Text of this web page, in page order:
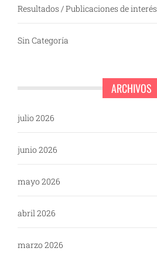
Resultados / Publicaciones de interés
Sin Categoría
ARCHIVOS
julio 2026
junio 2026
mayo 2026
abril 2026
marzo 2026